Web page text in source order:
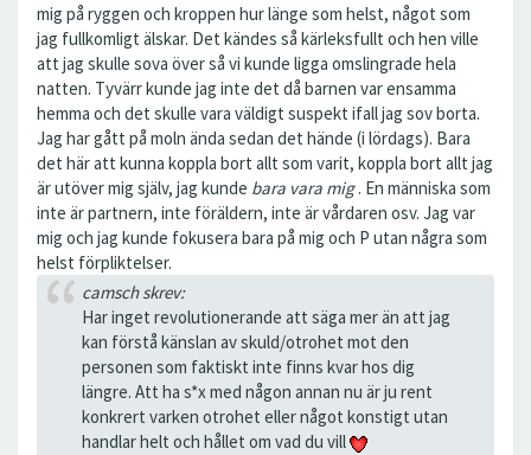
mig på ryggen och kroppen hur länge som helst, något som
jag fullkomligt älskar. Det kändes så kärleksfullt och hen ville
att jag skulle sova över så vi kunde ligga omslingrade hela
natten. Tyvärr kunde jag inte det då barnen var ensamma
hemma och det skulle vara väldigt suspekt ifall jag sov borta.
Jag har gått på moln ända sedan det hände (i lördags). Bara
det här att kunna koppla bort allt som varit, koppla bort allt jag
är utöver mig själv, jag kunde bara vara mig. En människa som
inte är partnern, inte föräldern, inte är vårdaren osv. Jag var
mig och jag kunde fokusera bara på mig och P utan några som
helst förpliktelser.
camsch skrev:
Har inget revolutionerande att säga mer än att jag
kan förstå känslan av skuld/otrohet mot den
personen som faktiskt inte finns kvar hos dig
längre. Att ha s*x med någon annan nu är ju rent
konkrert varken otrohet eller något konstigt utan
handlar helt och hållet om vad du vill